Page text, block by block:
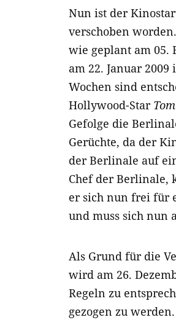
Nun ist der
verschoben
wie geplant am 05.
am 22. Januar
Wochen sind
Hollywood-Star
Gefolge die
Gerüchte, da der
der Berlinale auf
Chef der Berlinale,
er sich nun frei für
und muss sich nun
Als Grund für die
wird am 26.
Regeln zu
gezogen zu